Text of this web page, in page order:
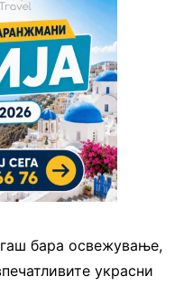
бара освежување,
украсни